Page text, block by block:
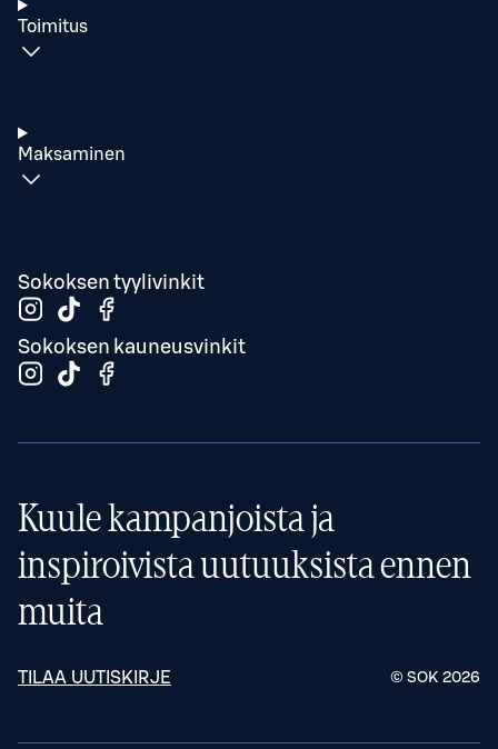
Toimitus
Maksaminen
Sokoksen tyylivinkit
Sokoksen kauneusvinkit
Kuule kampanjoista ja
inspiroivista uutuuksista ennen
muita
TILAA UUTISKIRJE © SOK 2026